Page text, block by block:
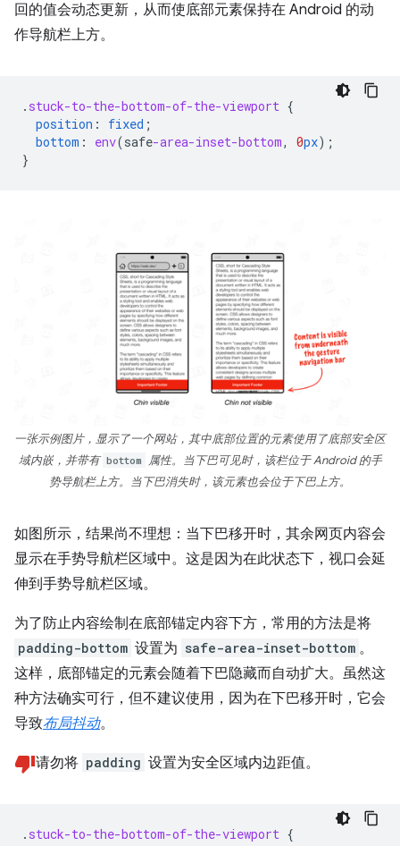
回的值会动态更新，从而使底部元素保持在 Android 的动
作导航栏上方。
. stuck-to-the-bottom-of-the-viewport {
position : fixed ;
bottom : env(safe-area-inset-bottom, 0px);
}
一张示例图片，显示了一个网站，其中底部位置的元素使用了底部安全区
域内嵌，并带有 bottom 属性。当下巴可见时，该栏位于 Android 的手
势导航栏上方。当下巴消失时，该元素也会位于下巴上方。
如图所示，结果尚不理想：当下巴移开时，其余网页内容会
显示在手势导航栏区域中。这是因为在此状态下，视口会延
伸到手势导航栏区域。
为了防止内容绘制在底部锚定内容下方，常用的方法是将
padding-bottom 设置为 safe-area-inset-bottom 。
这样，底部锚定的元素会随着下巴隐藏而自动扩大。虽然这
种方法确实可行，但不建议使用，因为在下巴移开时，它会
导致布局抖动。
请勿将 padding 设置为安全区域内边距值。
. stuck-to-the-bottom-of-the-viewport {